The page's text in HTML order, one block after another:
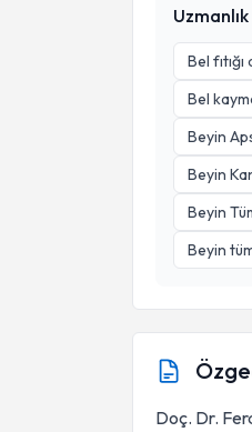
Bel
Bel
Beyin
Beyin
Beyin
Beyin
Doç. Dr.